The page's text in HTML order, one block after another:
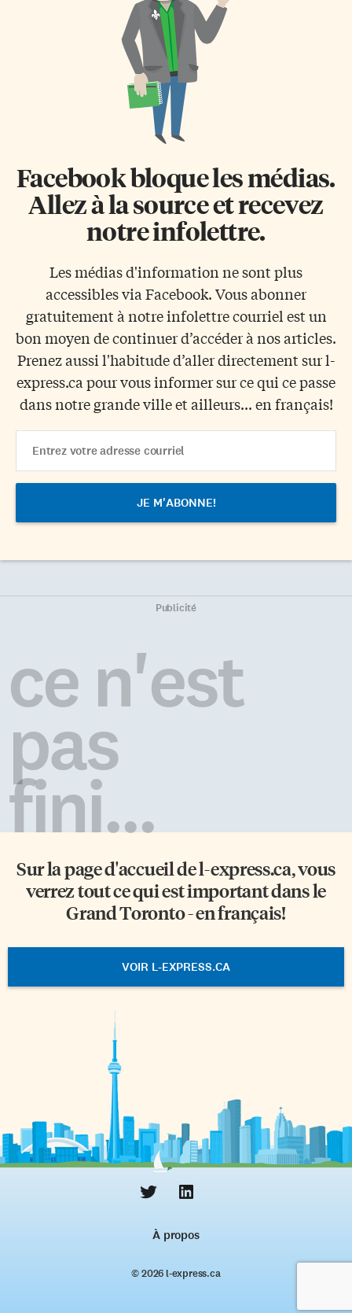
Facebook bloque les médias.
Allez à la source et recevez
notre infolettre.
Les médias d'information ne sont plus
accessibles via Facebook. Vous abonner
gratuitement à notre infolettre courriel est un
bon moyen de continuer d’accéder à nos articles.
Prenez aussi l'habitude d’aller directement sur l-
express.ca pour vous informer sur ce qui ce passe
dans notre grande ville et ailleurs... en français!
Address
Publicité
ce n'est
pas
fini...
Sur la page d'accueil del-express.ca, vous
verrez tout ce qui est important dans le
Grand Toronto - en français!
VOIR L-EXPRESS.CA
À propos
© 2026 l‑express.ca